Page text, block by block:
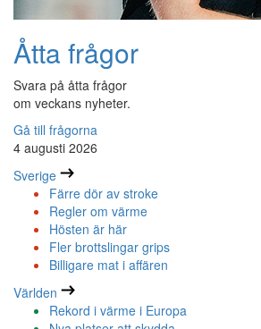
Åtta frågor
Svara på åtta frågor
om veckans nyheter.
Gå till frågorna
4 augusti 2026
Sverige
Färre dör av stroke
Regler om värme
Hösten är här
Fler brottslingar grips
Billigare mat i affären
Världen
Rekord i värme i Europa